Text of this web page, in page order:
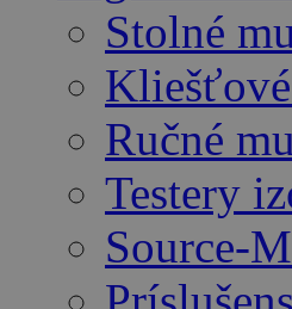
Stolné
Ručné
Testery
Source-